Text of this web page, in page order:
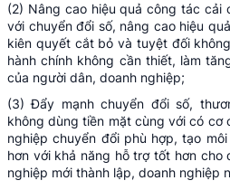
(2) Nâng cao hiệu quả công tác cải
với chuyển đổi số, nâng cao hiệu
kiên quyết cắt bỏ và tuyệt đối
hành chính không cần thiết, làm
của người dân, doanh nghiệp;
(3) Đẩy mạnh chuyển đổi số,
không dùng tiền mặt cùng với có cơ
nghiệp chuyển đổi phù hợp, tạo
hơn với khả năng hỗ trợ tốt hơn cho
nghiệp mới thành lập, doanh nghiệp